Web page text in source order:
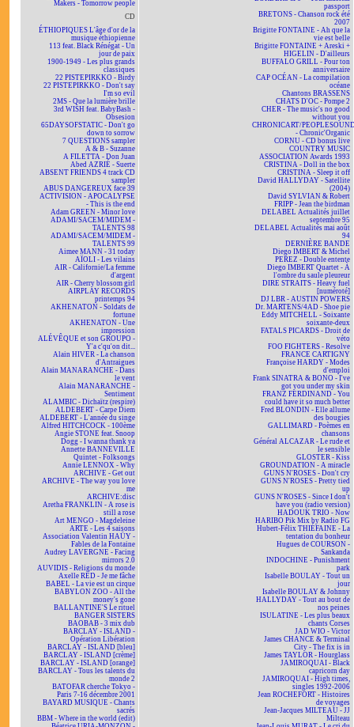
Makers - Tomorrow people
CD
ÉTHIOPIQUES L'âge d'or de la
musique éthiopienne
113 feat. Black Rénégat - Un
jour de paix
1900-1949 - Les plus grands
classiques
22 PISTEPIRKKO - Birdy
22 PISTEPIRKKO - Don't say
I'm so evil
2MS - Que la lumière brille
3rd WISH feat. BabyBash -
Obsesion
65DAYSOFSTATIC - Don't go
down to sorrow
7 QUESTIONS sampler
A & B - Suzanne
A FILETTA - Don Juan
Abed AZRIÉ - Suerte
ABSENT FRIENDS 4 track CD
sampler
ABUS DANGEREUX face 39
ACTIVISION - APOCALYPSE
- This is the end
Adam GREEN - Minor love
ADAMI/SACEM/MIDEM -
TALENTS 98
ADAMI/SACEM/MIDEM -
TALENTS 99
Aimee MANN - 31 today
AÏOLI - Les vilains
AIR - Californie/La femme
d'argent
AIR - Cherry blossom girl
AIRPLAY RECORDS
printemps 94
AKHENATON - Soldats de
fortune
AKHENATON - Une
impression
ALÉVÊQUE et son GROUPO -
Y'a c'qu'on dit...
Alain HIVER - La chanson
d'Antraigues
Alain MANARANCHE - Dans
le vent
Alain MANARANCHE -
Sentiment
ALAMBIC - Dichaïtz (respire)
ALDEBERT - Carpe Diem
ALDEBERT - L'année du singe
Alfred HITCHCOCK - 100ème
Angie STONE feat. Snoop
Dogg - I wanna thank ya
Annette BANNEVILLE
Quintet - Folksongs
Annie LENNOX - Why
ARCHIVE - Get out
ARCHIVE - The way you love
me
ARCHIVE:disc
Aretha FRANKLIN - A rose is
still a rose
Art MENGO - Magdeleine
ARTE - Les 4 saisons
Association Valentin HAÜY -
Fables de la Fontaine
Audrey LAVERGNE - Facing
mirrors 2.0
AUVIDIS - Religions du monde
Axelle RED - Je me fâche
BABEL - La vie est un cirque
BABYLON ZOO - All the
money's gone
BALLANTINE'S Le rituel
BANGER SISTERS
BAOBAB - 3 mix dub
BARCLAY - ISLAND -
Opération Libération
BARCLAY - ISLAND [bleu]
BARCLAY - ISLAND [crème]
BARCLAY - ISLAND [orange]
BARCLAY - Tous les talents du
monde 2
BATOFAR cherche Tokyo -
Paris 7-16 décembre 2001
BAYARD MUSIQUE - Chants
sacrés
BBM - Where in the world (edit)
passport
BRETONS - Chanson rock été
2007
Brigitte FONTAINE - Ah que la
vie est belle
Brigitte FONTAINE + Areski +
HIGELIN - D'ailleurs
BUFFALO GRILL - Pour ton
anniversaire
CAP OCÉAN - La compilation
océane
Chantons BRASSENS
CHATS D'OC - Pompe 2
CHER - The music's no good
without you
CHRONICART/
- Chronic'Organic
CORNU - CD bonus live
COUNTRY MUSIC
ASSOCIATION Awards 1993
CRISTINA - Doll in the box
CRISTINA - Sleep it off
David HALLYDAY - Satellite
(2004)
David SYLVIAN & Robert
FRIPP - Jean the birdman
DELABEL Actualités juillet
septembre 95
DELABEL Actualités mai août
94
DERNIÈRE BANDE
Diego IMBERT & Michel
PEREZ - Double entente
Diego IMBERT Quartet - À
l'ombre du saule pleureur
DIRE STRAITS - Heavy fuel
[numéroté]
DJ LBR - AUSTIN POWERS
Dr. MARTENS/4AD - Shoe pie
Eddy MITCHELL - Soixante
soixante-deux
FATALS PICARDS - Droit de
véto
FOO FIGHTERS - Resolve
FRANCE CARTIGNY
Françoise HARDY - Modes
d'emploi
Frank SINATRA & BONO - I've
got you under my skin
FRANZ FERDINAND - You
could have it so much better
Fred BLONDIN - Elle allume
des bougies
GALLIMARD - Poèmes en
chansons
Général ALCAZAR - Le rude et
le sensible
GLOSTER - Kiss
GROUNDATION - A miracle
GUNS N'ROSES - Don't cry
GUNS N'ROSES - Pretty tied
up
GUNS N'ROSES - Since I don't
have you (radio version)
HADOUK TRIO - Now
HARIBO Pik Mix by Radio FG
Hubert-Félix THIÉFAINE - La
tentation du bonheur
Hugues de COURSON -
Sankanda
INDOCHINE - Punishment
park
Isabelle BOULAY - Tout un
jour
Isabelle BOULAY & Johnny
HALLYDAY - Tout au bout de
nos peines
ISULATINE - Les plus beaux
chants Corses
JAD WIO - Victor
James CHANCE & Terminal
City - The fix is in
James TAYLOR - Hourglass
JAMIROQUAI - Black
capricorn day
JAMIROQUAI - High times,
singles 1992-2006
Jean ROCHEFORT - Histoires
de voyages
Jean-Jacques MILTEAU - JJ
Milteau